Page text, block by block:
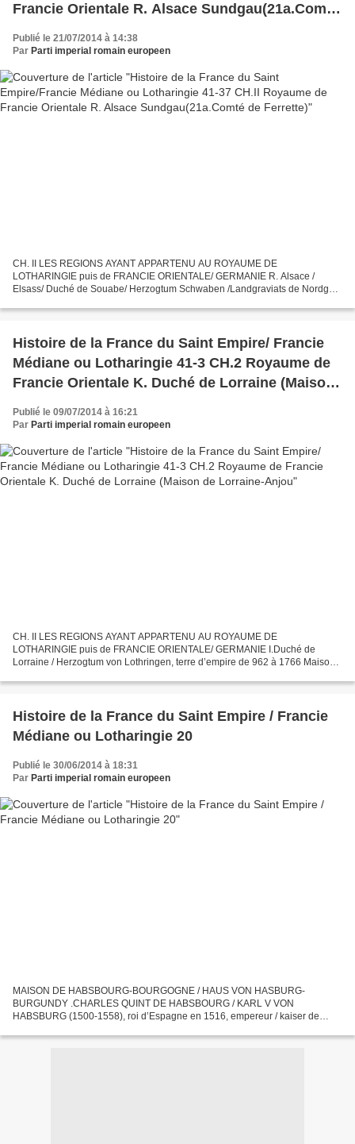
Francie Orientale R. Alsace Sundgau(21a.Comté
de Ferrette)
Publié le 21/07/2014 à 14:38
Par Parti imperial romain europeen
CH. II LES REGIONS AYANT APPARTENU AU ROYAUME DE
LOTHARINGIE puis de FRANCIE ORIENTALE/ GERMANIE R. Alsace /
Elsass/ Duché de Souabe/ Herzogtum Schwaben /Landgraviats de Nordgau
d’empire...
Histoire de la France du Saint Empire/ Francie
Médiane ou Lotharingie 41-3 CH.2 Royaume de
Francie Orientale K. Duché de Lorraine (Maison
Publié le 09/07/2014 à 16:21
Par Parti imperial romain europeen
CH. II LES REGIONS AYANT APPARTENU AU ROYAUME DE
LOTHARINGIE puis de FRANCIE ORIENTALE/ GERMANIE I.Duché de
Lorraine / Herzogtum von Lothringen, terre d’empire de 962 à 1766 Maison
Histoire de la France du Saint Empire / Francie
Médiane ou Lotharingie 20
Publié le 30/06/2014 à 18:31
Par Parti imperial romain europeen
MAISON DE HABSBOURG-BOURGOGNE / HAUS VON HASBURG-
BURGUNDY .CHARLES QUINT DE HABSBOURG / KARL V VON
HABSBURG (1500-1558), roi d’Espagne en 1516, empereur / kaiser de
Marie de Bourgogne,...